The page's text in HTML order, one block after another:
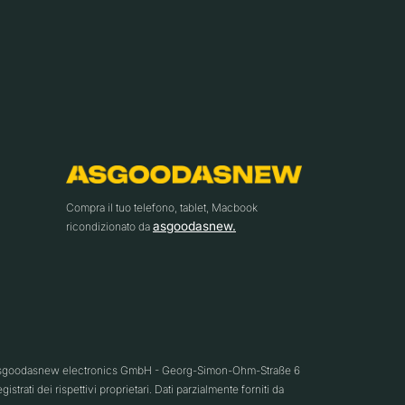
Compra il tuo telefono, tablet, Macbook
ricondizionato da asgoodasnew.
electronics GmbH - Georg-Simon-Ohm-Straße 6
dei rispettivi proprietari. Dati parzialmente forniti da